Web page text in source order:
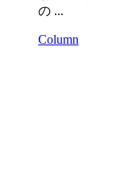
の ...
Column